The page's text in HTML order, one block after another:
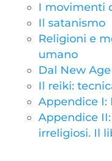
I movimenti
Il satanismo
Religioni e
umano
Dal New
Il reiki:
Appendice I:
Appendice
irreligiosi. Il